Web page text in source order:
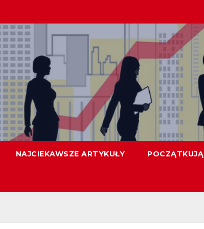
NAJCIEKAWSZE ARTYKUŁY